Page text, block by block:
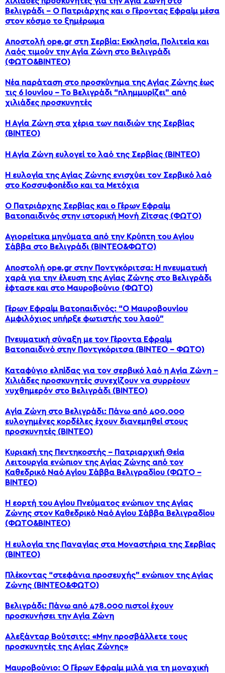
Βελιγράδι – Ο Πατριάρχης και ο Γέροντας Εφραίμ μέσα
στον κόσμο το ξημέρωμα
Αποστολή ope.gr στη Σερβία: Εκκλησία, Πολιτεία και
Λαός τιμούν την Αγία Ζώνη στο Βελιγράδι
(ΦΩΤΟ&ΒΙΝΤΕΟ)
Νέα παράταση στο προσκύνημα της Αγίας Ζώνης έως
τις 6 Ιουνίου – Το Βελιγράδι “πλημμυρίζει” από
χιλιάδες προσκυνητές
Η Αγία Ζώνη στα χέρια των παιδιών της Σερβίας
(ΒΙΝΤΕΟ)
Η Αγία Ζώνη ευλογεί το λαό της Σερβίας (ΒΙΝΤΕΟ)
Η ευλογία της Αγίας Ζώνης ενισχύει τον Σερβικό λαό
στο Κοσσυφοπέδιο και τα Μετόχια
Ο Πατριάρχης Σερβίας και ο Γέρων Εφραίμ
Βατοπαιδινός στην ιστορική Μονή Ζίτσας (ΦΩΤΟ)
Αγιορείτικα μηνύματα από την Κρύπτη του Αγίου
Σάββα στο Βελιγράδι (ΒΙΝΤΕΟ&ΦΩΤΟ)
Αποστολή ope.gr στην Ποντγκόριτσα: Η πνευματική
χαρά για την έλευση της Αγίας Ζώνης στο Βελιγράδι
έφτασε και στο Μαυροβούνιο (ΦΩΤΟ)
Γέρων Εφραίμ Βατοπαιδινός: “Ο Μαυροβουνίου
Αμφιλόχιος υπήρξε φωτιστής του λαού”
Πνευματική σύναξη με τον Γέροντα Εφραίμ
Βατοπαιδινό στην Ποντγκόριτσα (ΒΙΝΤΕΟ – ΦΩΤΟ)
Καταφύγιο ελπίδας για τον σερβικό λαό η Αγία Ζώνη –
Χιλιάδες προσκυνητές συνεχίζουν να συρρέουν
νυχθημερόν στο Βελιγράδι (ΒΙΝΤΕΟ)
Αγία Ζώνη στο Βελιγράδι: Πάνω από 400.000
ευλογημένες κορδέλες έχουν διανεμηθεί στους
προσκυνητές (ΒΙΝΤΕΟ)
Κυριακή της Πεντηκοστής – Πατριαρχική Θεία
Λειτουργία ενώπιον της Αγίας Ζώνης από τον
Καθεδρικό Ναό Αγίου Σάββα Βελιγραδίου (ΦΩΤΟ –
ΒΙΝΤΕΟ)
Η εορτή του Αγίου Πνεύματος ενώπιον της Αγίας
Ζώνης στον Καθεδρικό Ναό Αγίου Σάββα Βελιγραδίου
(ΦΩΤΟ&ΒΙΝΤΕΟ)
Η ευλογία της Παναγίας στα Μοναστήρια της Σερβίας
(ΒΙΝΤΕΟ)
Πλέκοντας “στεφάνια προσευχής” ενώπιον της Αγίας
Ζώνης (ΒΙΝΤΕΟ&ΦΩΤΟ)
Βελιγράδι: Πάνω από 478.000 πιστοί έχουν
προσκυνήσει την Αγία Ζώνη
Αλεξάνταρ Βούτσιτς: «Μην προσβάλλετε τους
προσκυνητές της Αγίας Ζώνης»
Μαυροβούνιο: Ο Γέρων Εφραίμ μιλά για τη μοναχική